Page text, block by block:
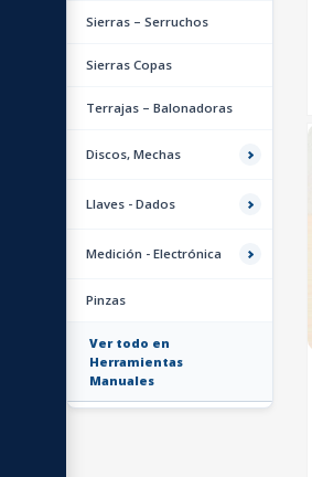
Sierras – Serruchos
Sierras Copas
Terrajas – Balonadoras
Discos, Mechas
Llaves - Dados
Medición - Electrónica
Pinzas
Ver todo en
Herramientas
Manuales